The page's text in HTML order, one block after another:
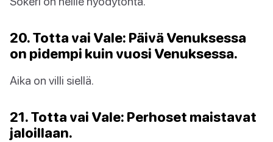
20. Totta vai Vale: Päivä Venuksessa
on pidempi kuin vuosi Venuksessa.
Aika on villi siellä.
21. Totta vai Vale: Perhoset maistavat
jaloillaan.